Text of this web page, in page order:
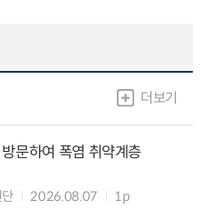
더보기
문하여 폭염 취약계층
2026.08.07 1p